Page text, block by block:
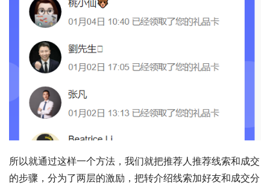
所以就通过这样一个方法，我们就把推荐人推荐线索和成交
的步骤，分为了两层的激励，把转介绍线索加好友和成交分